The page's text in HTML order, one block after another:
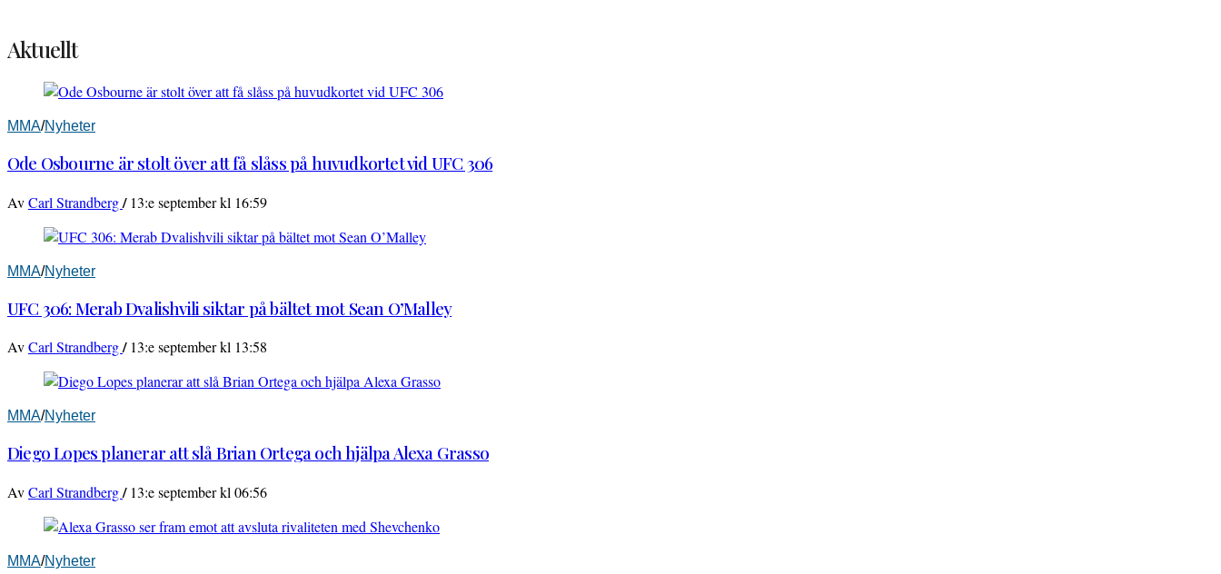
Aktuellt
MMA/Nyheter
Ode Osbourne är stolt över att få slåss på huvudkortet vid UFC 306
AvCarl Strandberg/ 13:e september kl 16:59
MMA/Nyheter
UFC 306: Merab Dvalishvili siktar på bältet mot Sean O’Malley
AvCarl Strandberg/ 13:e september kl 13:58
MMA/Nyheter
Diego Lopes planerar att slå Brian Ortega och hjälpa Alexa Grasso
AvCarl Strandberg/ 13:e september kl 06:56
MMA/Nyheter